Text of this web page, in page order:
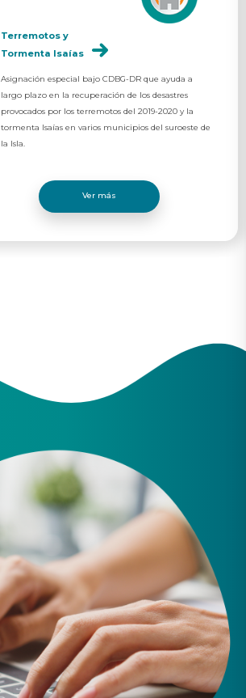
Terremotos y
Tormenta Isaías
Asignación especial bajo CDBG-DR que ayuda a
largo plazo en la recuperación de los desastres
provocados por los terremotos del 2019-2020 y la
tormenta Isaías en varios municipios del suroeste de
la Isla.​
Ver más